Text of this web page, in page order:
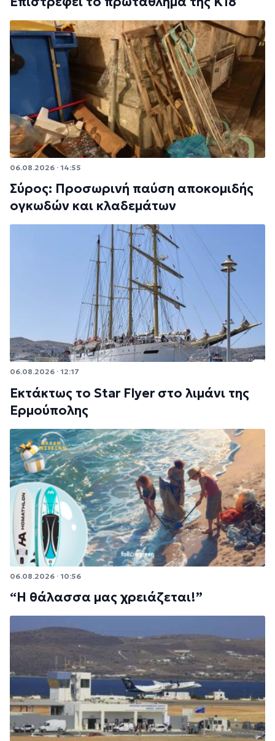
06.08.2026 · 14:55
Σύρος: Προσωρινή παύση αποκομιδής
ογκωδών και κλαδεμάτων
06.08.2026 · 12:17
Εκτάκτως το Star Flyer στο λιμάνι της
Ερμούπολης
06.08.2026 · 10:56
“Η θάλασσα μας χρειάζεται!”